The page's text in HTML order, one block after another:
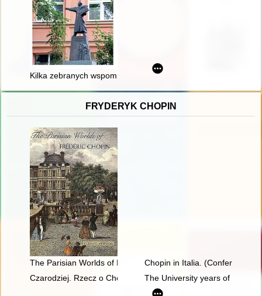
Kilka zebranych wspomnień z budynku Anatomii w Poznaniu
FRYDERYK CHOPIN
The Parisian Worlds of Frédéric ChopinChopin in Italia. (Conferenze
Czarodziej. Rzecz o Chopinie [1810-1849]The University years of